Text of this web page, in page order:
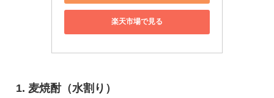
楽天市場で見る
1. 麦焼酎（水割り）